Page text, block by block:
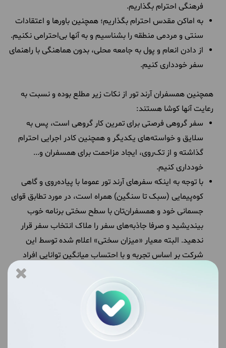
فرهنگی احترام بگذاریم.
به اماکن مقدس احترام بگذاریم؛ همچنین باورها و اعتقادات
سنتی و مردمی منطقه را بشناسیم و به آنها بی‌احترامی نکنیم.
از دادن انعام و پول به جامعه محلی، بدون هماهنگی با راهنمای
سفر خودداری کنیم.
همچنین همسفران آرند تور از نکات زیر مطلع بوده و نسبت به
رعایت آنها کوشا هستند:
سفر گروهی فرصتی برای تمرین کار گروهی‌ است، پس به
سلا‌یق و خواسته‌های یکدیگر و همچنین کادر اجرایی احترام
‌گذاشته‌ و از تک‌روی، ایجاد مزاحمت برای همسفران و...
خودداری کنیم.
با توجه به اینکه سفرهای آرند تور عموما با پیاده‌روی و گاهی
کوه‌پیمایی (سبک تا سنگین) همراه است، در مورد تطابق قوای
جسمانی خود و همسفران‌تان با سطح سختی برنامه خوب
بیندیشید و صرفا جاذبه‌های سفر را ملاک انتخاب سفر قرار
ندهید. ‌البته ‌معیار ‌«‌میزان سختی‌»‌ ‌اعلام شده توسط این
شرکت بر اساس تجربه و با احتساب میانگین توانایی افراد
محاسبه شده و ‌یک ‌معیار‌ کاملا نسبی است‌؛‌ یک سفر برای
افراد مختلف با سطح توانایی‌های مختلف ممکن است متفاوت
به منظور احترام به حقوق همسفران، کشیدن سیگار‌،‌ پیپ،
قلیان و...‌ در اماکن عمومی و همچنین همراه داشتن حیوانات